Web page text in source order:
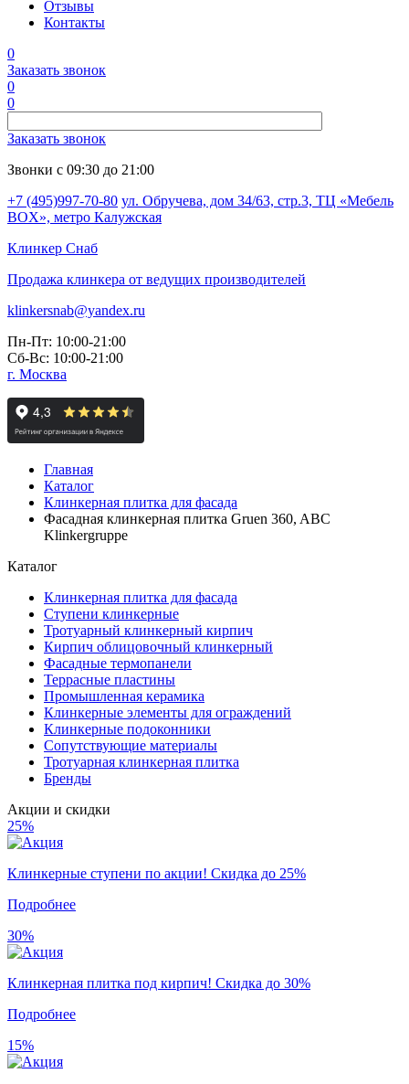
Отзывы
Контакты
0
Заказать звонок
0
0
Заказать звонок
Звонки с 09:30 до 21:00
+7 (495)997-70-80 ул. Обручева, дом 34/63, стр.3, ТЦ «Мебель
BOX», метро Калужская
Клинкер Снаб
Продажа клинкера от ведущих производителей
klinkersnab@yandex.ru
Пн-Пт: 10:00-21:00
Сб-Вс: 10:00-21:00
г. Москва
Главная
Каталог
Клинкерная плитка для фасада
Фасадная клинкерная плитка Gruen 360, ABC
Klinkergruppe
Каталог
Клинкерная плитка для фасада
Ступени клинкерные
Тротуарный клинкерный кирпич
Кирпич облицовочный клинкерный
Фасадные термопанели
Террасные пластины
Промышленная керамика
Клинкерные элементы для ограждений
Клинкерные подоконники
Сопутствующие материалы
Тротуарная клинкерная плитка
Бренды
Акции и скидки
25%
Клинкерные ступени по акции! Скидка до 25%
Подробнее
30%
Клинкерная плитка под кирпич! Скидка до 30%
Подробнее
15%